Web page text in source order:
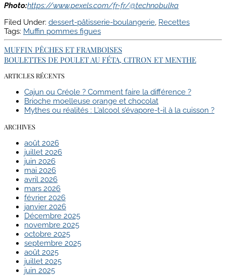
Photo:https://www.pexels.com/fr-fr/@technobulka
Filed Under: dessert-pâtisserie-boulangerie, Recettes
Tags: Muffin pommes figues
MUFFIN PÊCHES ET FRAMBOISES
BOULETTES DE POULET AU FÉTA, CITRON ET MENTHE
ARTICLES RÉCENTS
Cajun ou Créole ? Comment faire la différence ?
Brioche moelleuse orange et chocolat
Mythes ou réalités : L’alcool s’évapore-t-il à la cuisson ?
ARCHIVES
août 2026
juillet 2026
juin 2026
mai 2026
avril 2026
mars 2026
février 2026
janvier 2026
Décembre 2025
novembre 2025
octobre 2025
septembre 2025
août 2025
juillet 2025
juin 2025